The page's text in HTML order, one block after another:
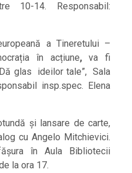
10-14. Responsabil:
a Tineretului –
în acțiune,va fi
glas ideilor tale”, Sala
insp.spec. Elena
și lansare de carte,
cu Angelo Mitchievici.
în Aula Bibliotecii
la ora 17.